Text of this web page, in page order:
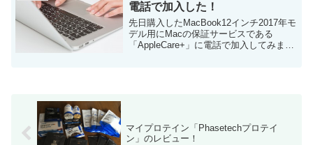
電話で加入した！
先日購入したMacBook12インチ2017年モ
デル用にMacの保証サービスである
「AppleCare+」に電話で加入してみまし
マイプロテイン「Phasetechプロテイ
ン」のレビュー！